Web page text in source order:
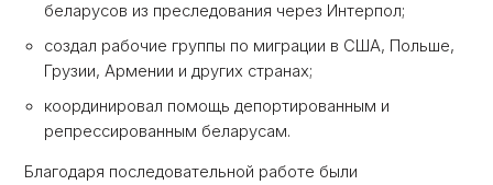
беларусов из преследования через Интерпол;
создал рабочие группы по миграции в США, Польше,
Грузии, Армении и других странах;
координировал помощь депортированным и
репрессированным беларусам.
Благодаря последовательной работе были